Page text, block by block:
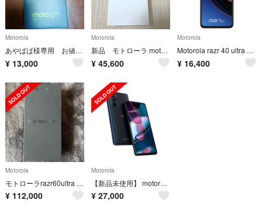
Motorola
あやぱぱ様専用 お値下げ MOTOROLA moto g52j5g シムフリー
¥ 13,000
Motorola
新品 モトローラ motorola edge 60 エッジ60 8GB/128G
¥ 45,600
Motorola
Motorola razr 40 ultra ジャンク
¥ 16,400
Motorola
モトローラrazr60ultra スカラベグリーン
¥ 112,000
Motorola
【新品未使用】 motorola edge 30 pro
¥ 27,000